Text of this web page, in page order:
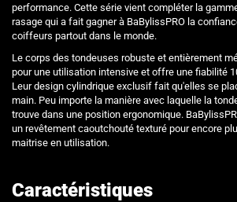
performance. Cette série vient compléter la
rasage qui a fait gagner à BaBylissPRO la
coiffeurs partout dans le monde.
Le corps des tondeuses robuste et entièrement
pour une utilisation intensive et offre une fiabilité
Leur design cylindrique exclusif fait qu'elles se
main. Peu importe la manière avec laquelle la
trouve dans une position ergonomique.
un revêtement caoutchouté texturé pour encore
maitrise en utilisation.
Caractéristiques